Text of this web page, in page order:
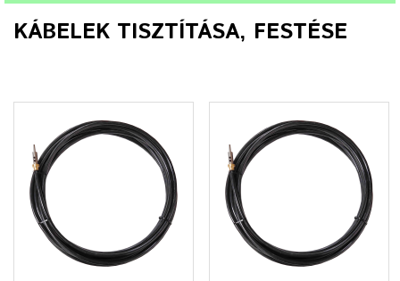
KÁBELEK TISZTÍTÁSA, FESTÉSE